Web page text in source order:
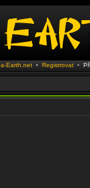
Earth.net• Registrovat •